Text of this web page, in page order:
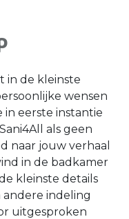
in de kleinste
wensen
eerste instantie
als geen
naar jouw verhaal
in de badkamer
kleinste details
indeling
uitgesproken